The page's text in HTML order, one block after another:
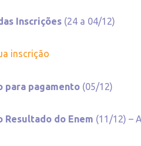
Inscrições (24 a 04/12)
inscrição
para pagamento (05/12)
Resultado do Enem (11/12) –